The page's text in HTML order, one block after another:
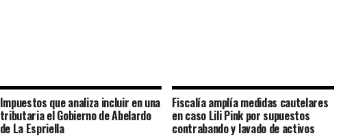
Impuestos que analiza incluir en una
tributaria el Gobierno de Abelardo
de La Espriella
Fiscalía amplía medidas cautelares
en caso Lili Pink por supuestos
contrabando y lavado de activos